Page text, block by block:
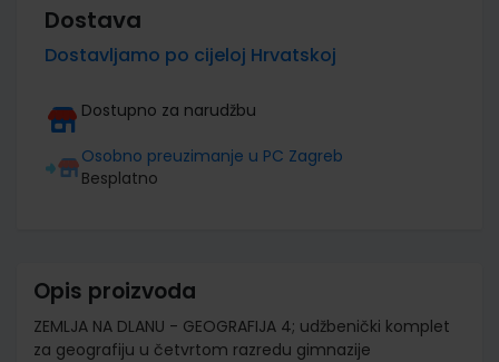
Dostava
Dostavljamo po cijeloj Hrvatskoj
Dostupno za narudžbu
Osobno preuzimanje u PC Zagreb
Besplatno
Opis proizvoda
ZEMLJA NA DLANU - GEOGRAFIJA 4; udžbenički komplet
za geografiju u četvrtom razredu gimnazije